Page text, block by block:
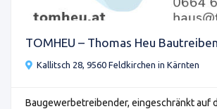
TOMHEU – Thomas Heu
Kallitsch 28, 9560 Feldkirchen in Kärnten
Baugewerbetreibender, eingeschränkt auf